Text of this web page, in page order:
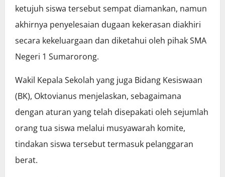
ketujuh siswa tersebut sempat diamankan, namun
akhirnya penyelesaian dugaan kekerasan diakhiri
secara kekeluargaan dan diketahui oleh pihak SMA
Negeri 1 Sumarorong.
Wakil Kepala Sekolah yang juga Bidang Kesiswaan
(BK), Oktovianus menjelaskan, sebagaimana
dengan aturan yang telah disepakati oleh sejumlah
orang tua siswa melalui musyawarah komite,
tindakan siswa tersebut termasuk pelanggaran
berat.